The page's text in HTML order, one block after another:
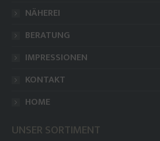
NÄHEREI
BERATUNG
IMPRESSIONEN
KONTAKT
HOME
UNSER SORTIMENT